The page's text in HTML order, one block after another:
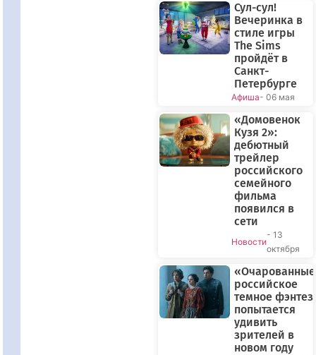
Сул-сул!
Вечеринка в
стиле игры
The Sims
пройдёт в
Санкт-
Петербурге
Афиша- 06 мая
«Домовенок
Кузя 2»:
дебютный
трейлер
российского
семейного
фильма
появился в
сети
Новости
- 13
октября
российское
темное
попытается
удивить
зрителей в
новом году